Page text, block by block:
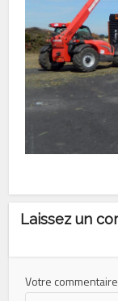
Laissez un
Votre commentaire